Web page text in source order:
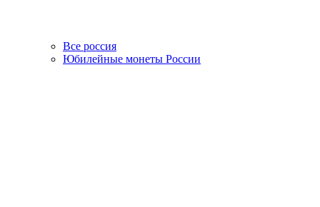
Все россия
Юбилейные монеты России